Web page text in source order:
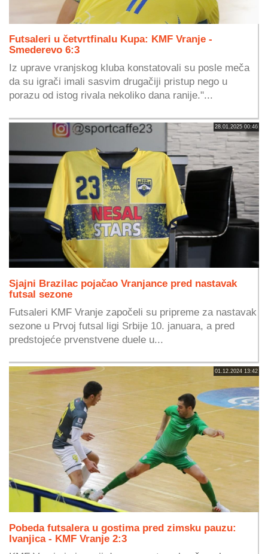
Futsaleri u četvrtfinalu Kupa: KMF Vranje -
Smederevo 6:3
Iz uprave vranjskog kluba konstatovali su posle meča
da su igrači imali sasvim drugačiji pristup nego u
porazu od istog rivala nekoliko dana ranije."...
28.01.2025 00:46
Sjajni Brazilac pojačao Vranjance pred nastavak
futsal sezone
Futsaleri KMF Vranje započeli su pripreme za nastavak
sezone u Prvoj futsal ligi Srbije 10. januara, a pred
predstojeće prvenstvene duele u...
01.12.2024 13:42
Pobeda futsalera u gostima pred zimsku pauzu:
Ivanjica - KMF Vranje 2:3